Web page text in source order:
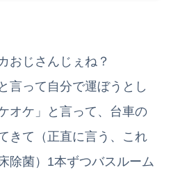
おじさんじぇね？
言って自分で運ぼうとし
オケ」と言って、台車の
きて（正直に言う、これ
除菌）1本ずつバスルーム